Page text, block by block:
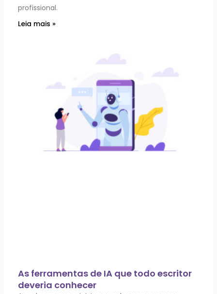
profissional.
Leia mais »
As ferramentas de IA que todo escritor
deveria conhecer